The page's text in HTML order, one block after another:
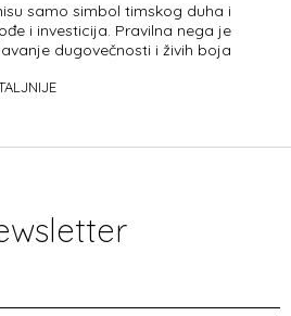
samo simbol timskog duha i
i investicija. Pravilna nega je
dugovečnosti i živih boja